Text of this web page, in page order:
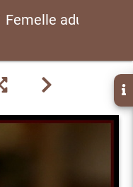
Femelle adulte